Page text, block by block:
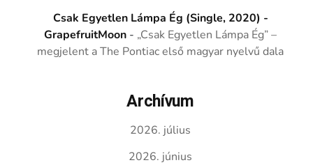
Csak Egyetlen Lámpa Ég (Single, 2020) -
GrapefruitMoon - „Csak Egyetlen Lámpa Ég” –
megjelent a The Pontiac első magyar nyelvű dala
Archívum
2026. július
2026. június